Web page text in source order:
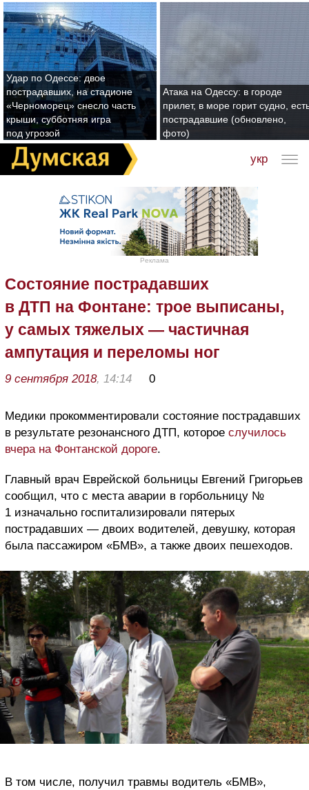
Удар по Одессе: двое
пострадавших, на стадионе
«Черноморец» снесло часть
крыши, субботняя игра
под угрозой
Атака на Одессу: в городе
прилет, в море горит судно,
пострадавшие (обновлено,
фото)
укр
Реклама
Состояние пострадавших
в ДТП на Фонтане: трое выписаны,
у самых тяжелых — частичная
ампутация и переломы ног
9 сентября 2018, 14:14 0
Медики прокомментировали состояние пострадавших
в результате резонансного ДТП, которое случилось
вчера на Фонтанской дороге.
Главный врач Еврейской больницы Евгений Григорьев
сообщил, что с места аварии в горбольницу №
1 изначально госпитализировали пятерых
пострадавших — двоих водителей, девушку, которая
была пассажиром «БМВ», а также двоих пешеходов.
В том числе, получил травмы водитель «БМВ»,